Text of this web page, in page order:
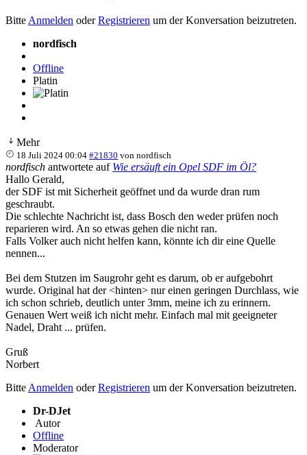
Bitte Anmelden oderRegistrieren um der Konversation beizutreten.
nordfisch
Offline
Platin
Mehr
18 Juli 2024 00:04 #21830 vonnordfisch
nordfisch antwortete auf Wie ersäuft ein Opel SDF im Öl?
Hallo Gerald,
der SDF ist mit Sicherheit geöffnet und da wurde dran rum
geschraubt.
Die schlechte Nachricht ist, dass Bosch den weder prüfen noch
reparieren wird. An so etwas gehen die nicht ran.
Falls Volker auch nicht helfen kann, könnte ich dir eine Quelle
nennen...
Bei dem Stutzen im Saugrohr geht es darum, ob er aufgebohrt
wurde. Original hat der <hinten> nur einen geringen Durchlass, wie
ich schon schrieb, deutlich unter 3mm, meine ich zu erinnern.
Genauen Wert weiß ich nicht mehr. Einfach mal mit geeigneter
Nadel, Draht ... prüfen.
Gruß
Norbert
Bitte Anmelden oderRegistrieren um der Konversation beizutreten.
Dr-DJet
Autor
Offline
Moderator